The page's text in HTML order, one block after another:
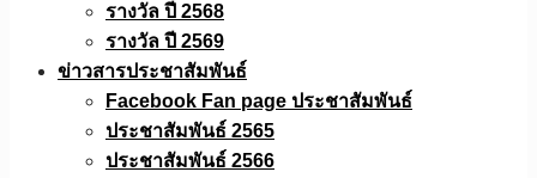
รางวัล ปี 2568
รางวัล ปี 2569
ข่าวสารประชาสัมพันธ์
Facebook Fan page ประชาสัมพันธ์
ประชาสัมพันธ์ 2565
ประชาสัมพันธ์ 2566